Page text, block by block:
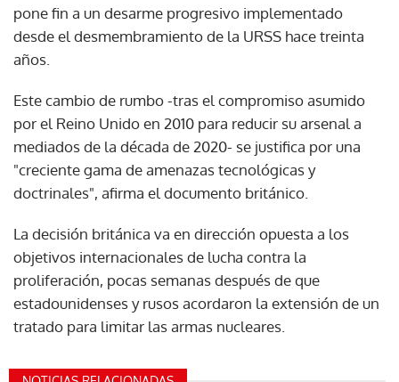
pone fin a un desarme progresivo implementado
desde el desmembramiento de la URSS hace treinta
años.
Este cambio de rumbo -tras el compromiso asumido
por el Reino Unido en 2010 para reducir su arsenal a
mediados de la década de 2020- se justifica por una
"creciente gama de amenazas tecnológicas y
doctrinales", afirma el documento británico.
La decisión británica va en dirección opuesta a los
objetivos internacionales de lucha contra la
proliferación, pocas semanas después de que
estadounidenses y rusos acordaron la extensión de un
tratado para limitar las armas nucleares.